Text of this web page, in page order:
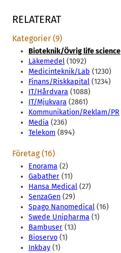
RELATERAT
Kategorier (9)
Bioteknik/Övrig life science
Läkemedel (1092)
Medicinteknik/Lab (1230)
Finans/Riskkapital (1234)
IT/Hårdvara (1088)
IT/Mjukvara (2861)
Kommunikation/Reklam/PR
Media (236)
Telekom (894)
Företag (16)
Enorama (2)
Gabather (11)
Hansa Medical (27)
SenzaGen (29)
Spago Nanomedical (16)
Swede Unipharma (1)
Bambuser (13)
Bioservo (1)
Inkbay (1)